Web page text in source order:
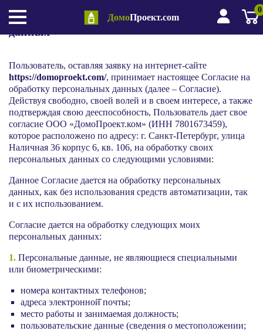
ДомоПроект.com
0
Соглашение на обработку персональных
данных
Пользователь, оставляя заявку на интернет-сайте
https://domoproekt.com/, принимает настоящее Согласие на
обработку персональных данных (далее – Согласие).
Действуя свободно, своей волей и в своем интересе, а также
подтверждая свою дееспособность, Пользователь дает свое
согласие ООО «ДомоПроект.ком» (ИНН 7801673459),
которое расположено по адресу: г. Санкт-Петербург, улица
Наличная 36 корпус 6, кв. 106, на обработку своих
персональных данных со следующими условиями:
Данное Согласие дается на обработку персональных
данных, как без использования средств автоматизации, так
и с их использованием.
Согласие дается на обработку следующих моих
персональных данных:
1. Персональные данные, не являющиеся специальными
или биометрическими:
номера контактных телефонов;
адреса электронной̆ почты;
место работы и занимаемая должность;
пользовательские данные (сведения о местоположении;